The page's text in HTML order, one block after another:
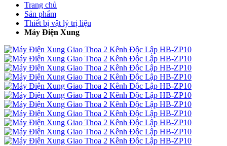
Trang chủ
Sản phẩm
Thiết bị vật lý trị liệu
Máy Điện Xung